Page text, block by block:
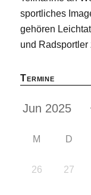
sportliches
gehören
und Radsportler
Termine
M D
26 27